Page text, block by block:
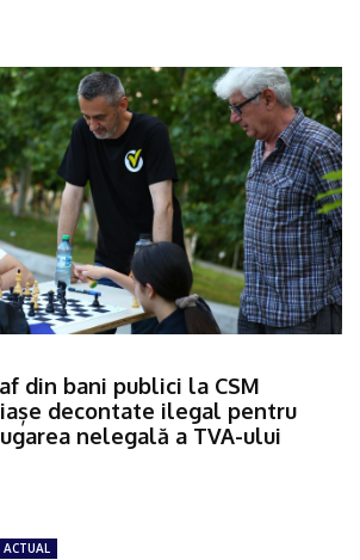
din bani publici la CSM
decontate ilegal pentru
nelegală a TVA-ului
ACTUAL